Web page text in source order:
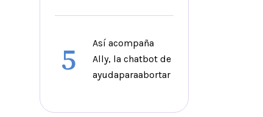
5
Así acompaña
Ally, la chatbot de
ayudaparaabortar